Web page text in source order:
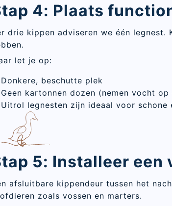
4: Plaats
drie kippen adviseren we één
let je op:
Donkere, beschutte plek
Geen kartonnen dozen (nemen vocht
Uitrol legnesten zijn ideaal voor schone
5: Installeer een
afsluitbare kippendeur tussen het
zoals vossen en marters.